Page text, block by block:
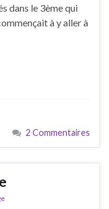
dans le 3ème qui
à y aller à
2 Commentaires